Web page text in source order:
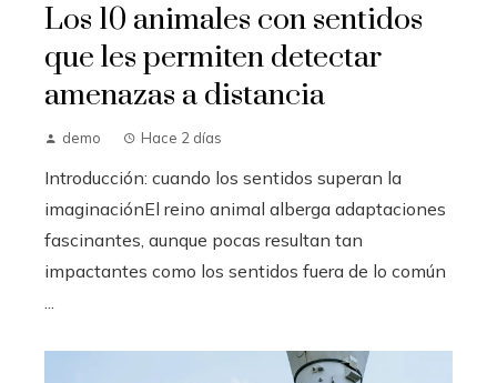
Los 10 animales con sentidos
que les permiten detectar
amenazas a distancia
demo Hace 2 días
Introducción: cuando los sentidos superan la
imaginaciónEl reino animal alberga adaptaciones
fascinantes, aunque pocas resultan tan
impactantes como los sentidos fuera de lo común
...